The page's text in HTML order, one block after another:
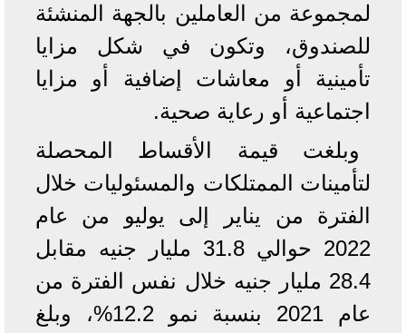
لمجموعة من العاملين بالجهة المنشئة
للصندوق، وتكون في شكل مزايا
تأمينية أو معاشات إضافية أو مزايا
اجتماعية أو رعاية صحية.
وبلغت قيمة الأقساط المحصلة
لتأمينات الممتلكات والمسئوليات خلال
الفترة من يناير إلى يوليو من عام
2022 حوالي 31.8 مليار جنيه مقابل
28.4 مليار جنيه خلال نفس الفترة من
عام 2021 بنسبة نمو 12.2%، وبلغ